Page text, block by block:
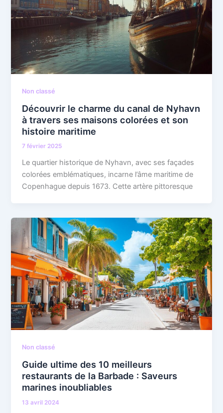
Non classé
Découvrir le charme du canal de Nyhavn
à travers ses maisons colorées et son
histoire maritime
7 février 2025
Le quartier historique de Nyhavn, avec ses façades
colorées emblématiques, incarne l’âme maritime de
Copenhague depuis 1673. Cette artère pittoresque
Non classé
Guide ultime des 10 meilleurs
restaurants de la Barbade : Saveurs
marines inoubliables
13 avril 2024